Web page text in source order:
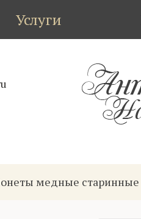
Услуги
медные старинные